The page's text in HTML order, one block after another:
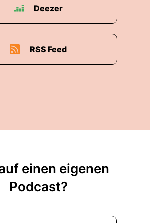
Deezer
RSS Feed
einen eigenen
Podcast?